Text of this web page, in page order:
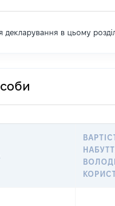
декларування в цьому